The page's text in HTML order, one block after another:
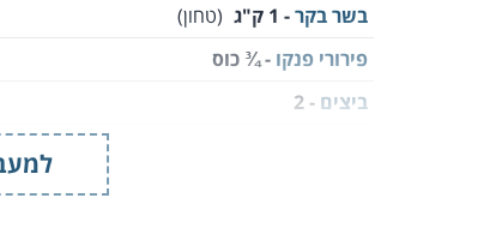
בשר בקר- 1 ק"ג
(טחון)
פירורי פנקו - ¾ כוס
ביצים - 2